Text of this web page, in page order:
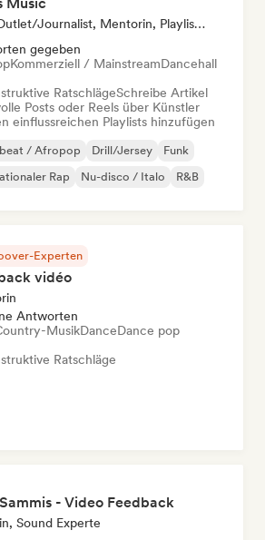
Media Outlet/Journalist, Mentorin, Playlist-Kurator, Social Media Influencer
gegeben
Kommerziell / MainstreamDancehall
RatschlägeSchreibe Artikel
Posts oder Reels über Künstler
einflussreichen Playlists hinzufügen
/ Afropop Drill/Jersey
Funk
Rap Nu-disco / Italo R&B
Experten
vidéo
Antworten
MusikDanceDance pop
Ratschläge
- Video Feedback
Sound Experte